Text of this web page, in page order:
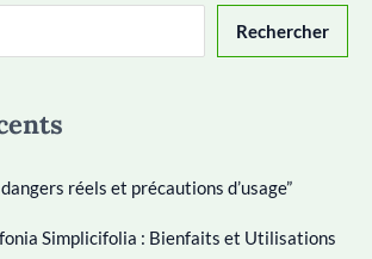
Rechercher
réels et précautions d’usage”
Simplicifolia : Bienfaits et Utilisations